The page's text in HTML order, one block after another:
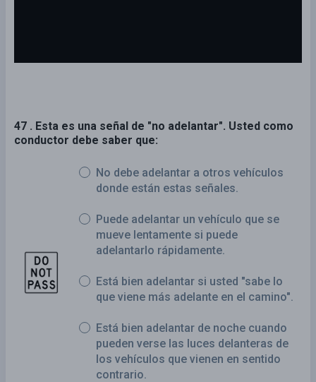
47 . Esta es una señal de "no adelantar". Usted como
conductor debe saber que:
No debe adelantar a otros vehículos
donde están estas señales.
Puede adelantar un vehículo que se
mueve lentamente si puede
adelantarlo rápidamente.
Está bien adelantar si usted "sabe lo
que viene más adelante en el camino".
Está bien adelantar de noche cuando
pueden verse las luces delanteras de
los vehículos que vienen en sentido
contrario.